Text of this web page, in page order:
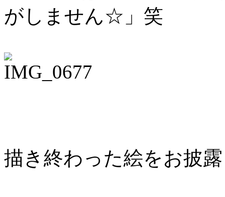
がしません☆」笑
描き終わった絵をお披